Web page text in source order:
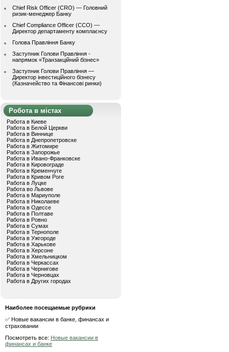
Chief Risk Officer (CRO) — Головний
ризик-менеджер Банку
Chief Compliance Officer (CCO) —
Директор департаменту комплаєнсу
Голова Правління Банку
Заступник Голови Правління -
напрямок «Транзакційний бізнес»
Заступник Голови Правління —
Директор інвестиційного бізнесу
(Казначейство та Фінансові ринки)
Робота в містах
Работа в Киеве
Работа в Белой Церкви
Работа в Виннице
Работа в Днепропетровске
Работа в Житомире
Работа в Запорожье
Работа в Ивано-Франковске
Работа в Кировограде
Работа в Кременчуге
Работа в Кривом Роге
Работа в Луцке
Работа во Львове
Работа в Мариуполе
Работа в Николаеве
Работа в Одессе
Работа в Полтаве
Работа в Ровно
Работа в Сумах
Работа в Тернополе
Работа в Ужгороде
Работа в Харькове
Работа в Херсоне
Работа в Хмельницком
Работа в Черкассах
Работа в Чернигове
Работа в Черновцах
Работа в Других городах
Наиболее посещаемые рубрики
✅ Новые вакансии в банке, финансах и
страховании
Посмотреть все: Новые вакансии в
финансах и банке